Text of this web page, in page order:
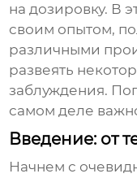
на дозировку. В
своим опытом,
различными
развеять
заблуждения.
самом деле
Введение: от
Начнем с